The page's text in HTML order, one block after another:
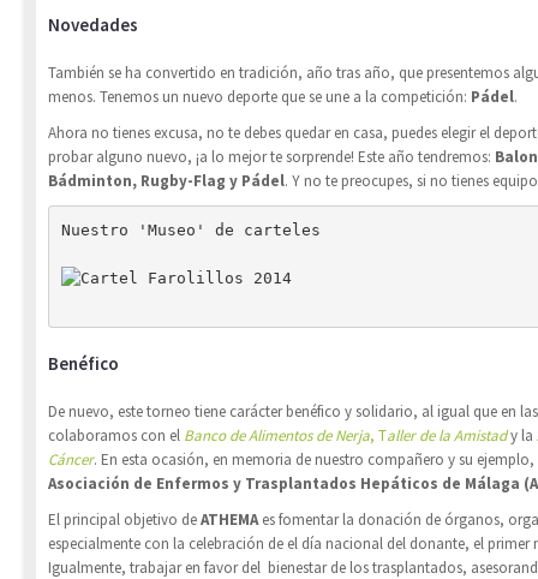
Novedades
También se ha convertido en tradición, año tras año, que presentemos
menos. Tenemos un nuevo deporte que se une a la competición: Pádel.
Ahora no tienes excusa, no te debes quedar en casa, puedes elegir el
probar alguno nuevo, ¡a lo mejor te sorprende! Este año tendremos:
Bádminton, Rugby-Flag y Pádel. Y no te preocupes, si no tienes
Nuestro 'Museo' de carteles
Benéfico
De nuevo, este torneo tiene carácter benéfico y solidario, al igual que en
colaboramos con el Banco de Alimentos de Nerja, Taller de la Amistady la
Cáncer. En esta ocasión, en memoria de nuestro compañero y su
Asociación de Enfermos y Trasplantados Hepáticos de Málaga
El principal objetivo deATHEMAes fomentar la donación de órganos,
especialmente con la celebración de el día nacional del donante, el primer
Igualmente, trabajar en favor del bienestar de los trasplantados,